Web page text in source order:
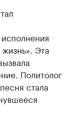
Эта
Политолог
стала